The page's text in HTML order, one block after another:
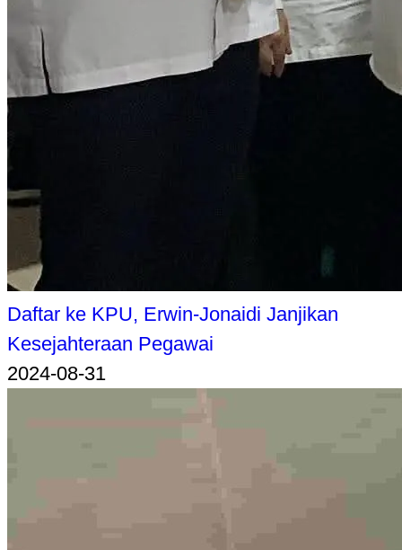
Daftar ke KPU, Erwin-Jonaidi Janjikan
Kesejahteraan Pegawai
2024-08-31